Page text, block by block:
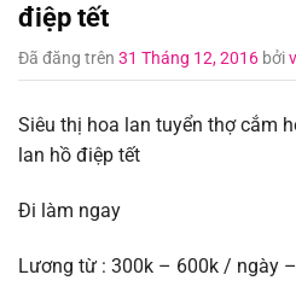
điệp tết
Đã đăng trên 31 Tháng 12, 2016 bởi
Siêu thị hoa lan tuyển thợ cắm
lan hồ điệp tết
Đi làm ngay
Lương từ : 300k – 600k / ngày